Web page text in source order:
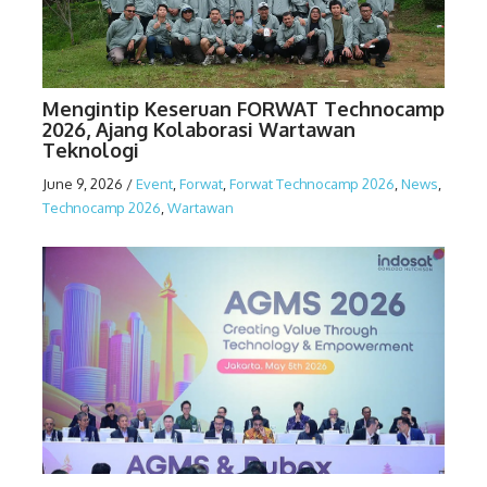
Mengintip Keseruan FORWAT Technocamp
2026, Ajang Kolaborasi Wartawan
Teknologi
June 9, 2026 /Event,Forwat,Forwat Technocamp 2026,News,
Technocamp 2026,Wartawan